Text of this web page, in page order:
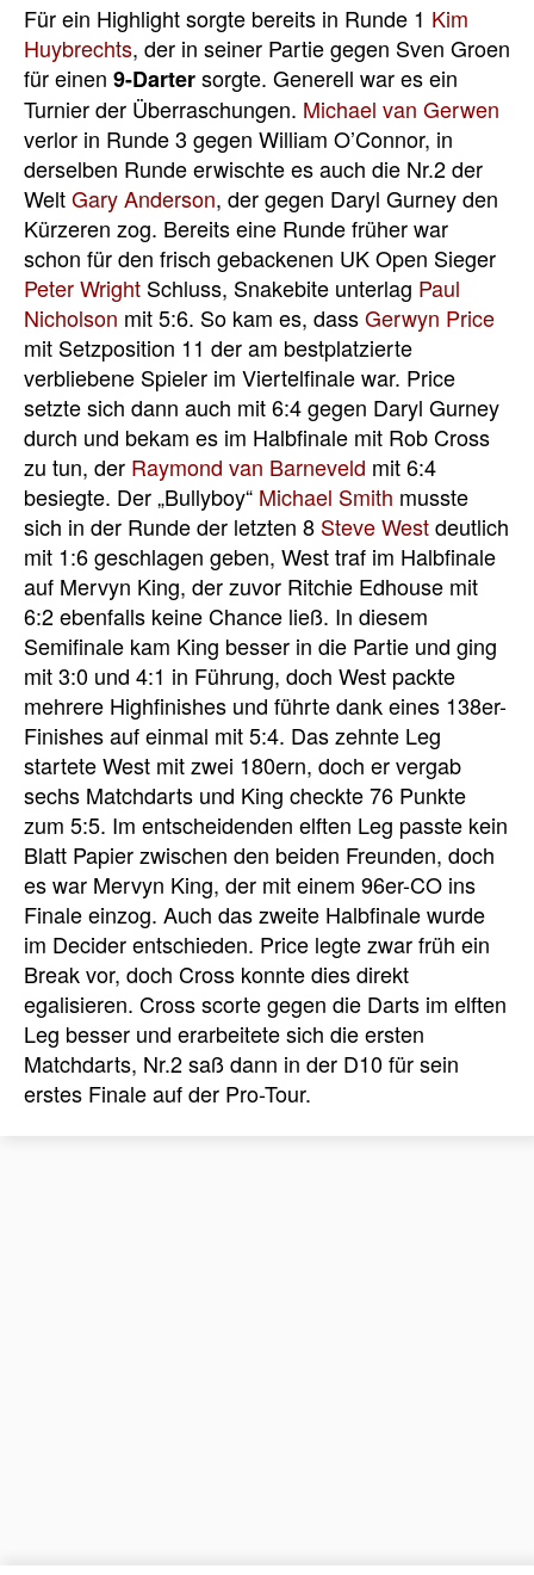
Für ein Highlight sorgte bereits in Runde 1 Kim
Huybrechts, der in seiner Partie gegen Sven Groen
für einen 9-Dartersorgte. Generell war es ein
Turnier der Überraschungen. Michael van Gerwen
verlor in Runde 3 gegen William O’Connor, in
derselben Runde erwischte es auch die Nr.2 der
WeltGary Anderson, der gegen Daryl Gurney den
Kürzeren zog. Bereits eine Runde früher war
schon für den frisch gebackenen UK Open Sieger
Peter Wright Schluss, Snakebite unterlag Paul
Nicholson mit 5:6. So kam es, dassGerwyn Price
mit Setzposition 11 der am bestplatzierte
verbliebene Spieler im Viertelfinale war. Price
setzte sich dann auch mit 6:4 gegen Daryl Gurney
durch und bekam es im Halbfinale mit Rob Cross
zu tun, der Raymond van Barneveld mit 6:4
besiegte. Der „Bullyboy“ Michael Smith musste
sich in der Runde der letzten 8 Steve Westdeutlich
mit 1:6 geschlagen geben, West traf im Halbfinale
auf Mervyn King, der zuvor Ritchie Edhouse mit
6:2 ebenfalls keine Chance ließ. In diesem
Semifinale kam King besser in die Partie und ging
mit 3:0 und 4:1 in Führung, doch West packte
mehrere Highfinishes und führte dank eines 138er-
Finishes auf einmal mit 5:4. Das zehnte Leg
startete West mit zwei 180ern, doch er vergab
sechs Matchdarts und King checkte 76 Punkte
zum 5:5. Im entscheidenden elften Leg passte kein
Blatt Papier zwischen den beiden Freunden, doch
es war Mervyn King, der mit einem 96er-CO ins
Finale einzog. Auch das zweite Halbfinale wurde
im Decider entschieden. Price legte zwar früh ein
Break vor, doch Cross konnte dies direkt
egalisieren. Cross scorte gegen die Darts im elften
Leg besser und erarbeitete sich die ersten
Matchdarts, Nr.2 saß dann in der D10 für sein
erstes Finale auf der Pro-Tour.